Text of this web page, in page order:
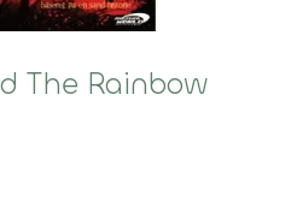
The Rainbow